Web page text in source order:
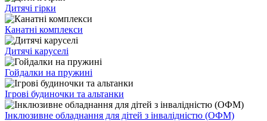
Дитячі гірки
Канатні комплекси
Дитячі каруселі
Гойдалки на пружині
Ігрові будиночки та альтанки
Інклюзивне обладнання для дітей з інвалідністю (ОФМ)